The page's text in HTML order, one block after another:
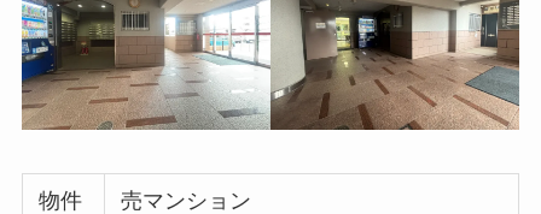
物件
売マンション